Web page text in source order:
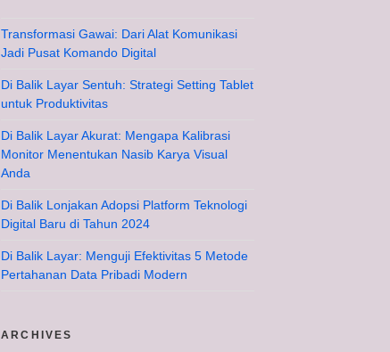
Transformasi Gawai: Dari Alat Komunikasi
Jadi Pusat Komando Digital
Di Balik Layar Sentuh: Strategi Setting Tablet
untuk Produktivitas
Di Balik Layar Akurat: Mengapa Kalibrasi
Monitor Menentukan Nasib Karya Visual
Anda
Di Balik Lonjakan Adopsi Platform Teknologi
Digital Baru di Tahun 2024
Di Balik Layar: Menguji Efektivitas 5 Metode
Pertahanan Data Pribadi Modern
ARCHIVES